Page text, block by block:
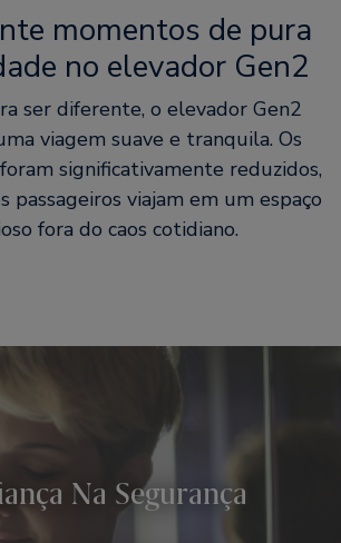
momentos de pura
no elevador Gen2
ser diferente, o elevador Gen2
viagem suave e tranquila. Os
significativamente reduzidos,
passageiros viajam em um espaço
fora do caos cotidiano.
Na Segurança